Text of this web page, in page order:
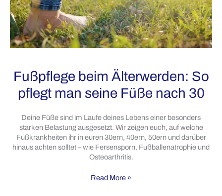
Fußpflege beim Älterwerden: So
pflegt man seine Füße nach 30
Deine Füße sind im Laufe deines Lebens einer besonders
starken Belastung ausgesetzt. Wir zeigen euch, auf welche
Fußkrankheiten ihr in euren 30ern, 40ern, 50ern und darüber
hinaus achten solltet – wie Fersensporn, Fußballenatrophie und
Osteoarthritis.
Fußpflege
Read More »